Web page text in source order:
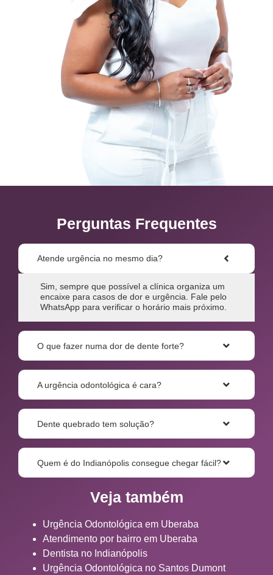
Perguntas Frequentes
Atende urgência no mesmo dia?
Sim, sempre que possível a clínica organiza um
encaixe para casos de dor e urgência. Fale pelo
WhatsApp para verificar o horário mais próximo.
O que fazer numa dor de dente forte?
A urgência odontológica é cara?
Dente quebrado tem solução?
Quem é do Indianópolis consegue chegar fácil?
Veja também
Urgência Odontológica em Uberaba
Atendimento por bairro em Uberaba
Dentista no Indianópolis
Urgência Odontológica no Santos Dumont